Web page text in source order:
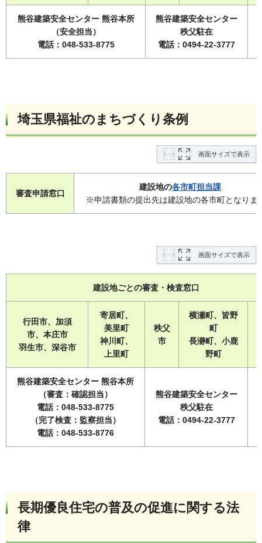
熊谷建築安全センター 熊谷本所
（安全担当）
電話：048-533-8775
熊谷建築安全センター
秩父駐在
電話：0494-22-3777
埼玉県福祉のまちづくり条例
画面サイズで表示
審査申請窓口
建設地の各市町担当課
※申請書類の提出先は建設地の各市町となりま
画面サイズで表示
建設地ごとの審査・検査窓口
行田市、加須
市、本庄市
羽生市、深谷市
寄居町、
美里町
神川町、
上里町
秩父
市
横瀬町、皆野
町
長瀞町、小鹿
野町
熊谷建築安全センター 熊谷本所
（審査：確認担当）
電話：048-533-8775
（完了検査：監察担当）
電話：048-533-8776
熊谷建築安全センター
秩父駐在
電話：0494-22-3777
長期優良住宅の普及の促進に関する法
律